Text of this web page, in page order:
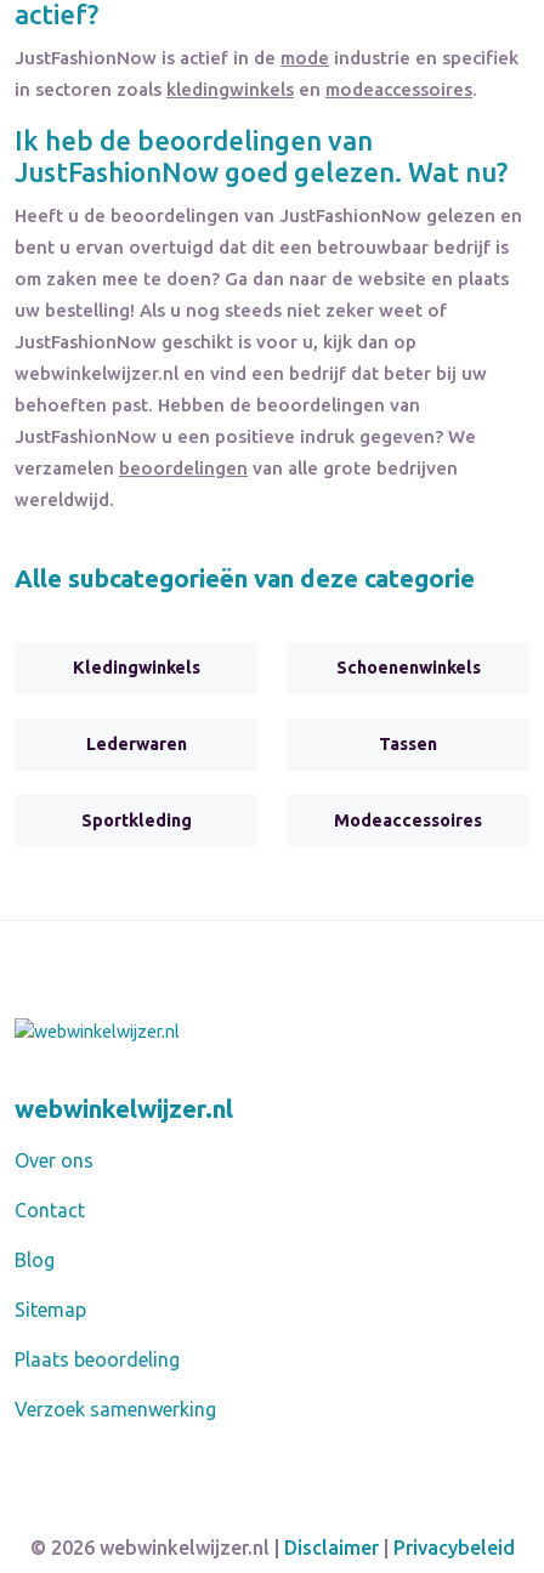
actief?
JustFashionNow is actief in de mode industrie en specifiek
in sectoren zoals kledingwinkels en modeaccessoires.
Ik heb de beoordelingen van
JustFashionNow goed gelezen. Wat nu?
Heeft u de beoordelingen van JustFashionNow gelezen en
bent u ervan overtuigd dat dit een betrouwbaar bedrijf is
om zaken mee te doen? Ga dan naar de website en plaats
uw bestelling! Als u nog steeds niet zeker weet of
JustFashionNow geschikt is voor u, kijk dan op
webwinkelwijzer.nl en vind een bedrijf dat beter bij uw
behoeften past. Hebben de beoordelingen van
JustFashionNow u een positieve indruk gegeven? We
verzamelen beoordelingen van alle grote bedrijven
wereldwijd.
Alle subcategorieën van deze categorie
Kledingwinkels Schoenenwinkels
Lederwaren Tassen
Sportkleding Modeaccessoires
webwinkelwijzer.nl
Over ons
Contact
Blog
Sitemap
Plaats beoordeling
Verzoek samenwerking
© 2026 webwinkelwijzer.nl | Disclaimer| Privacybeleid